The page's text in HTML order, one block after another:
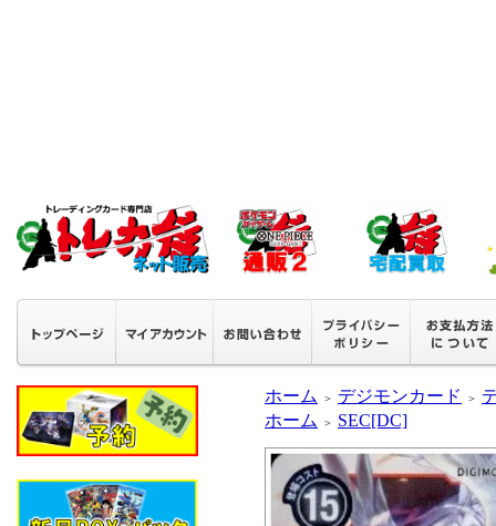
ホーム ＞ デジモンカード ＞
ホーム
＞ SEC[DC]